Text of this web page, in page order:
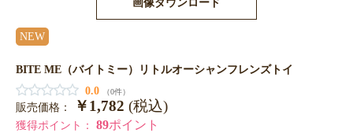
画像ダウンロード
NEW
BITE ME（バイトミー）リトルオーシャンフレンズトイ
0.0
（0件）
販売価格： ￥1,782 (税込)
獲得ポイント： 89ポイント